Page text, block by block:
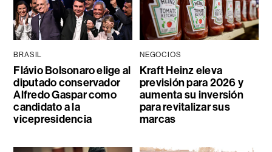
BRASIL
Flávio Bolsonaro elige al
diputado conservador
Alfredo Gaspar como
candidato a la
vicepresidencia
NEGOCIOS
Kraft Heinz eleva
previsión para 2026 y
aumenta su inversión
para revitalizar sus
marcas